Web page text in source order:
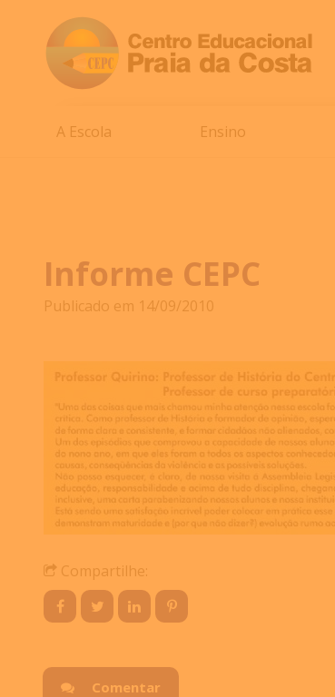
A Escola Ensino
Informe CEPC
Publicado em 14/09/2010
Compartilhe:
Comentar